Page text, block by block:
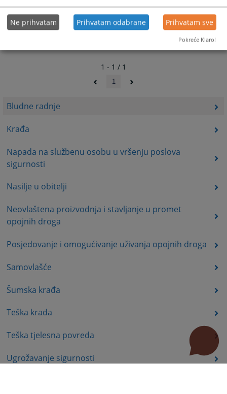
Bludne radnje
Krađa
Napada na službenu osobu u vršenju poslova
sigurnosti
Nasilje u obitelji
Neovlaštena proizvodnja i stavljanje u promet
opojnih droga
Posjedovanje i omogućivanje uživanja opojnih droga
Samovlašće
Šumska krađa
Teška krađa
Teška tjelesna povreda
Ugrožavanje sigurnosti
1 - 1 / 1
1
Ne prihvatam Prihvatam odabrane Prihvatam sve
Pokreće Klaro!